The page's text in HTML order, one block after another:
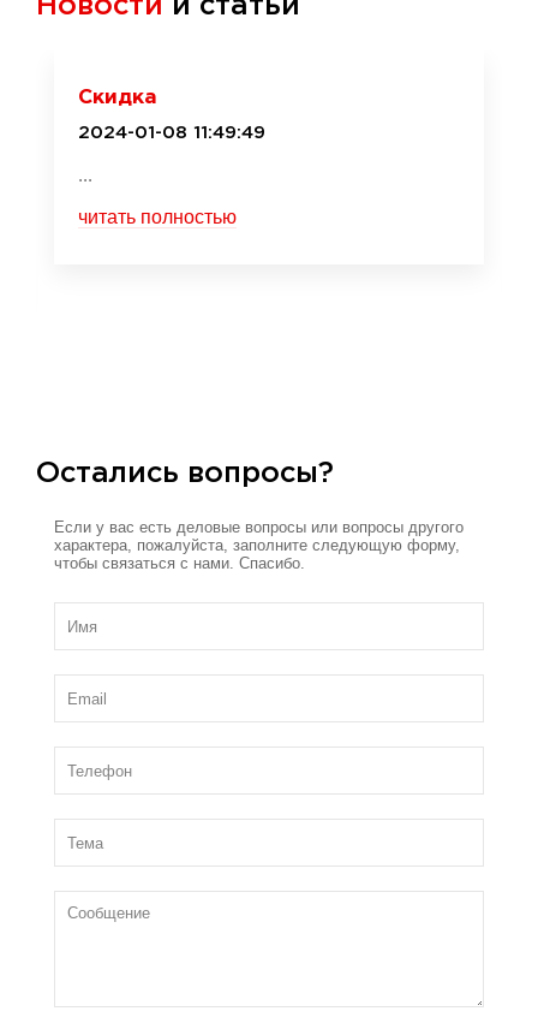
Новости и статьи
Скидка
2024-01-08 11:49:49
...
читать полностью
Остались вопросы?
Если у вас есть деловые вопросы или вопросы другого
характера, пожалуйста, заполните следующую форму,
чтобы связаться с нами. Спасибо.